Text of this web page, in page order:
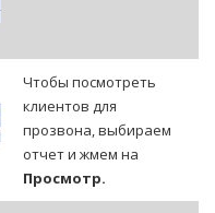
Чтобы посмотреть
клиентов для
прозвона, выбираем
отчет и жмем на
Просмотр.